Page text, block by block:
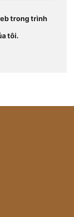
trong trình
tôi.